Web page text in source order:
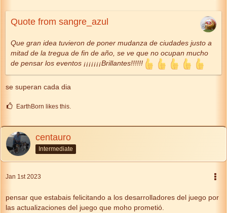
Quote from sangre_azul
Que gran idea tuvieron de poner mudanza de ciudades justo a
mitad de la tregua de fin de año, se ve que no ocupan mucho
de pensar los eventos ¡¡¡¡¡¡¡Brillantes!!!!!!
se superan cada dia
EarthBorn likes this.
centauro
Intermediate
Jan 1st 2023
pensar que estabais felicitando a los desarrolladores del juego por
las actualizaciones del juego que moho prometió.